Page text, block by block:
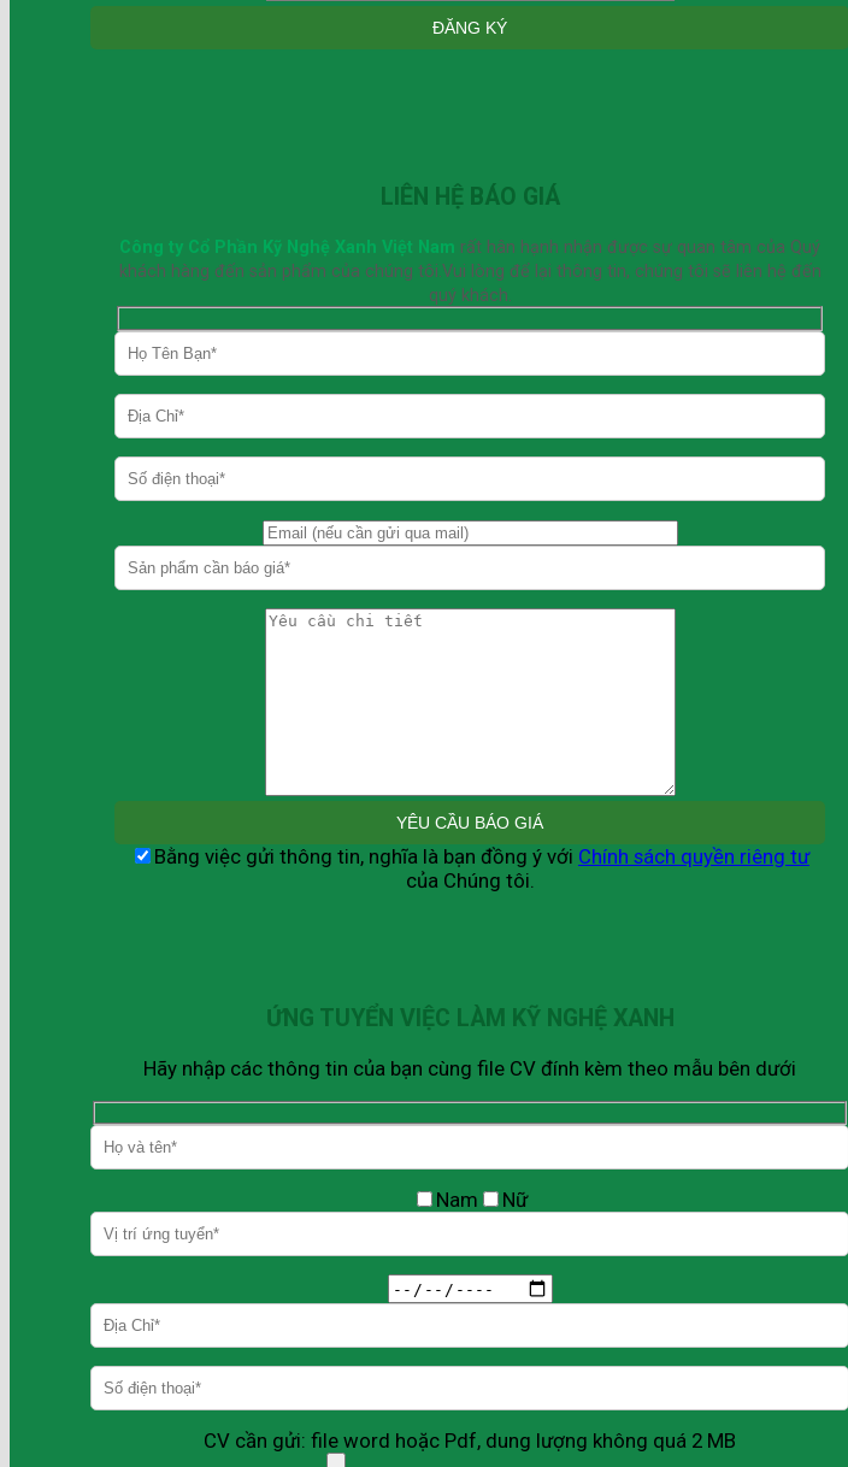
LIÊN HỆ BÁO GIÁ
Công ty Cổ Phần Kỹ Nghệ Xanh Việt Nam rất hân hạnh nhận được sự quan tâm của Quý
khách hàng đến sản phẩm của chúng tôi.Vui lòng để lại thông tin, chúng tôi sẽ liên hệ đến
quý khách.
Bằng việc gửi thông tin, nghĩa là bạn đồng ý với Chính sách quyền riêng tư
của Chúng tôi.
ỨNG TUYỂN VIỆC LÀM KỸ NGHỆ XANH
Hãy nhập các thông tin của bạn cùng file CV đính kèm theo mẫu bên dưới
Nam Nữ
CV cần gửi: file word hoặc Pdf, dung lượng không quá 2 MB